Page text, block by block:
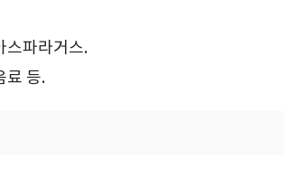
스파라거스.
료 등.